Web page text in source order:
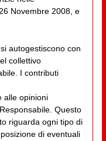
Novembre 2008, e
autogestiscono con
collettivo
I contributi
alle opinioni
Questo
riguarda ogni tipo di
di eventuali